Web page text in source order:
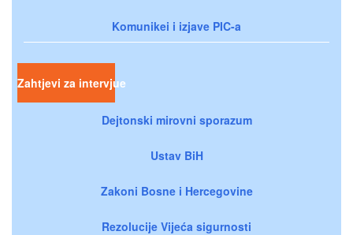
Komunikei i izjave PIC-a
Zahtjevi za intervjue
Dejtonski mirovni sporazum
Ustav BiH
Zakoni Bosne i Hercegovine
Rezolucije Vijeća sigurnosti